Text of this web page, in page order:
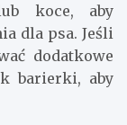
koce, aby
dla psa. Jeśli
dodatkowe
barierki, aby